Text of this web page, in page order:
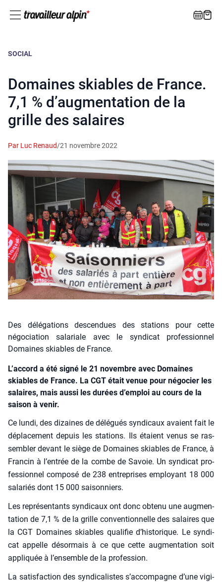
SOCIAL
Domaines skiables de France.
7,1 % d’augmentation de la
grille des salaires
Par Luc Renaud/21 novembre 2022
Des délégations descendues des stations pour cette
négociation salariale avec le syndicat professionnel
Domaines skiables de France.
L’accord a été signé le 21 novembre avec Domaines
skiables de France. La CGT était venue pour négocier les
salaires, mais aussi les durées d’emploi au cours de la
saison à venir.
Ce lun­di, des dizaines de délé­gués syn­di­caux avaient fait le
dépla­ce­ment depuis les sta­tions. Ils étaient venus se ras­
sem­bler devant le siège de Domaines skiables de France, à
Fran­cin à l’entrée de la combe de Savoie. Un syn­di­cat pro­
fes­sion­nel com­po­sé de 238 entre­prises employant 18 000
sala­riés dont 15 000 sai­son­niers.
Les repré­sen­tants syn­di­caux ont donc obte­nu une aug­men­
ta­tion de 7,1 % de la grille conven­tion­nelle des salaires que
la CGT Domaines skiables qua­li­fie d’historique. Le syn­di­
cat appelle désor­mais à ce que cette aug­men­ta­tion soit
appli­quée à l’ensemble de la pro­fes­sion.
La satis­fac­tion des syn­di­ca­listes s’accompagne d’une vigi­